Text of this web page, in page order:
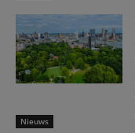
Nieuws